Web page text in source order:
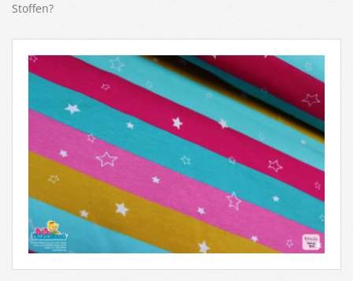
Stoffen?